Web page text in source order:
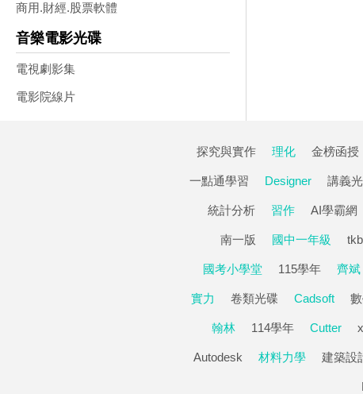
商用.財經.股票軟體
音樂電影光碟
電視劇影集
電影院線片
探究與實作 理化 金榜函授
一點通學習 Designer 講義
統計分析 習作 AI學霸網
南一版 國中一年級 tkb
國考小學堂 115學年 齊斌
實力 卷類光碟 Cadsoft
翰林 114學年 Cutter
Autodesk 材料力學 建築設